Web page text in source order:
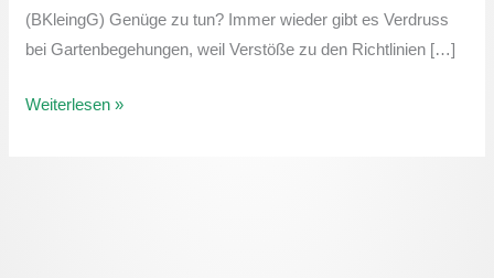
(BKleingG) Genüge zu tun? Immer wieder gibt es Verdruss
bei Gartenbegehungen, weil Verstöße zu den Richtlinien […]
gestalte
ich
Parzelle
Weiterlesen »